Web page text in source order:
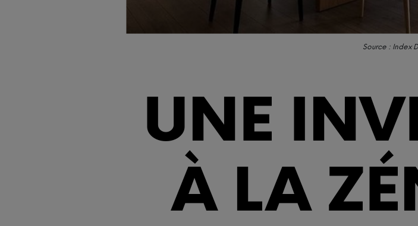
Source : Index
UNE
À LA